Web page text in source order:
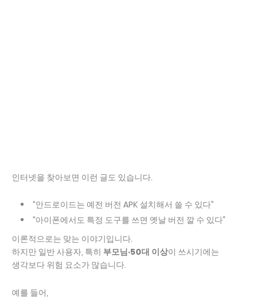
인터넷을 찾아보면 이런 글도 있습니다.
“안드로이드는 예전 버전 APK 설치해서 쓸 수 있다”
“아이폰에서도 특정 도구를 쓰면 옛날 버전 깔 수 있다”
이론적으로는 맞는 이야기입니다.
하지만 일반 사용자, 특히 부모님·50대 이상이 쓰시기에는
생각보다 위험 요소가 많습니다.
예를 들어,